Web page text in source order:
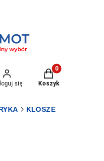
się
Produkty w
Koszyk
KLOSZE